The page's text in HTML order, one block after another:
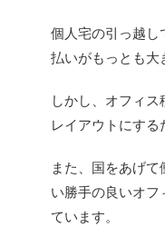
個人宅の引っ越し
払いがもっとも大
しかし、オフィ
レイアウトにする
また、国をあげ
い勝手の良いオフ
ています。